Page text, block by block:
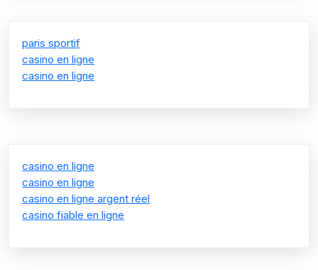
paris sportif
casino en ligne
casino en ligne
casino en ligne
casino en ligne
casino en ligne argent réel
casino fiable en ligne